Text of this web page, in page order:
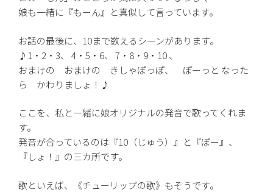
娘も一緒に『もーん』と真似して言っています。
お話の最後に、10まで数えるシーンがあります。
♪1・2・3、 4・5・6、 7・8・9・10 、
おまけの おまけの きしゃぽっぽ、 ぽーっと なった
ら かわりましょ！♪
ここを、私と一緒に娘オリジナルの発音で歌ってくれま
す。
発音が合っているのは『10（じゅう）』と『ぽー』、
『しょ！』の三カ所です。
歌といえば、《チューリップの歌》もそうです。